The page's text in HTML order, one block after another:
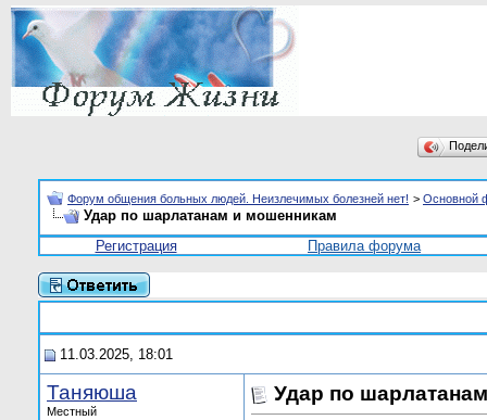
Форум общения больных людей. Неизлечимых болезней нет! > Основной
Удар по шарлатанам и мошенникам
Регистрация
Правила форума
11.03.2025, 18:01
Таняюша
Местный
Удар по